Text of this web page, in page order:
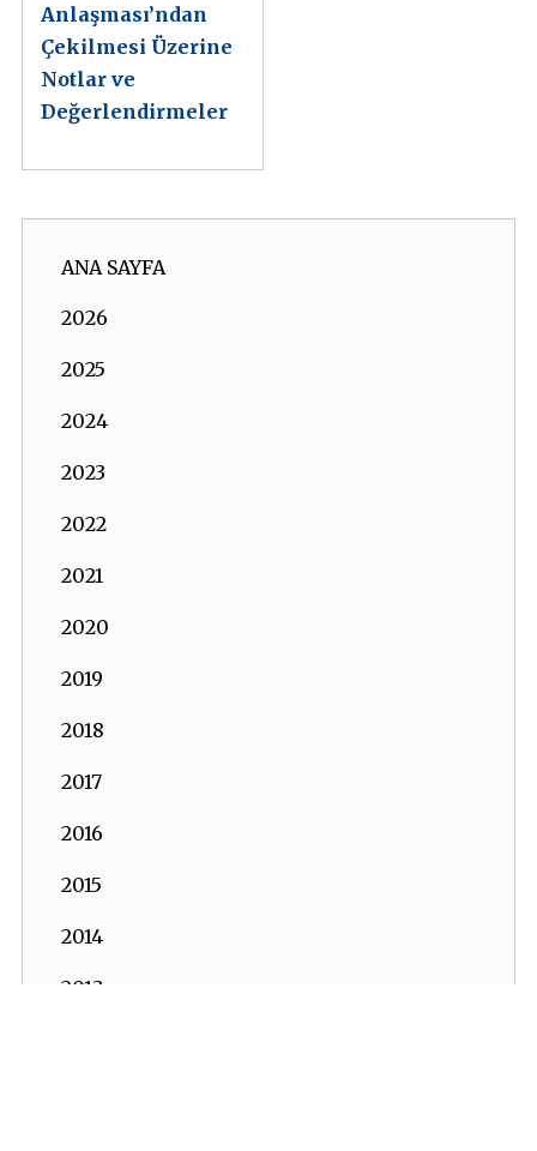
Anlaşması’ndan
Çekilmesi Üzerine
Notlar ve
Değerlendirmeler
ANA SAYFA
2026
2025
2024
2023
2022
2021
2020
2019
2018
2017
2016
2015
2014
2013